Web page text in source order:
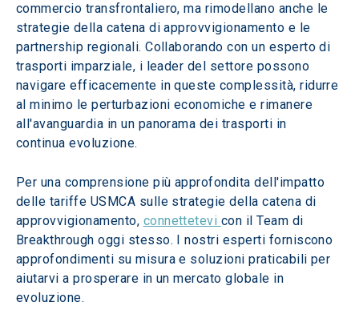
commercio transfrontaliero, ma rimodellano anche le
strategie della catena di approvvigionamento e le
partnership regionali. Collaborando con un esperto di
trasporti imparziale, i leader del settore possono
navigare efficacemente in queste complessità, ridurre
al minimo le perturbazioni economiche e rimanere
all'avanguardia in un panorama dei trasporti in
continua evoluzione.
Per una comprensione più approfondita dell'impatto
delle tariffe USMCA sulle strategie della catena di
approvvigionamento, connettetevi con il Team di
Breakthrough oggi stesso. I nostri esperti forniscono
approfondimenti su misura e soluzioni praticabili per
aiutarvi a prosperare in un mercato globale in
evoluzione.